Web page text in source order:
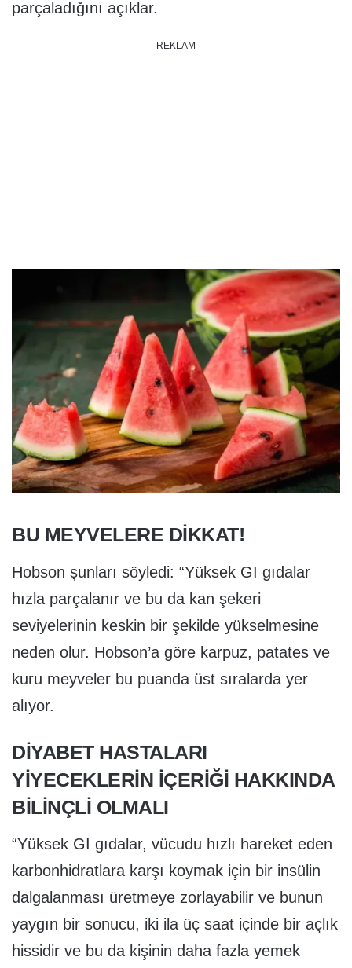
parçaladığını açıklar.
REKLAM
BU MEYVELERE DİKKAT!
Hobson şunları söyledi: “Yüksek GI gıdalar
hızla parçalanır ve bu da kan şekeri
seviyelerinin keskin bir şekilde yükselmesine
neden olur. Hobson’a göre karpuz, patates ve
kuru meyveler bu puanda üst sıralarda yer
alıyor.
DİYABET HASTALARI
YİYECEKLERİN İÇERİĞİ HAKKINDA
BİLİNÇLİ OLMALI
“Yüksek GI gıdalar, vücudu hızlı hareket eden
karbonhidratlara karşı koymak için bir insülin
dalgalanması üretmeye zorlayabilir ve bunun
yaygın bir sonucu, iki ila üç saat içinde bir açlık
hissidir ve bu da kişinin daha fazla yemek